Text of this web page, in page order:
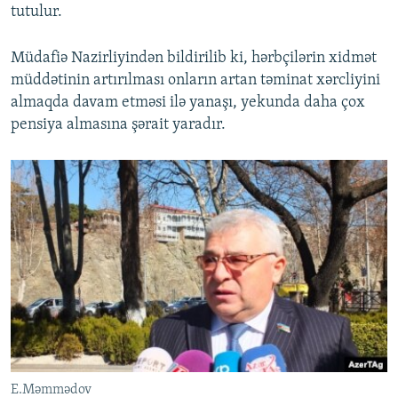
tutulur.
Müdafiə Nazirliyindən bildirilib ki, hərbçilərin xidmət
müddətinin artırılması onların artan təminat xərcliyini
almaqda davam etməsi ilə yanaşı, yekunda daha çox
pensiya almasına şərait yaradır.
E.Məmmədov